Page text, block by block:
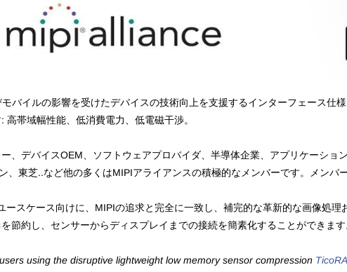
バイルの影響を受けたデバイスの技術向上を支援するインターフェース
帯域幅性能、低消費電力、低電磁干渉。
、デバイスOEM、ソフトウェアプロバイダ、半導体企業、アプリケーシ
、東芝..など他の多くはMIPIアライアンスの積極的なメンバーです。メンバ
ースケース向けに、MIPIの追求と完全に一致し、補完的な革新的な画像処
節約し、センサーからディスプレイまでの接続を簡素化することができます
using the disruptive lightweight low memory sensor compression